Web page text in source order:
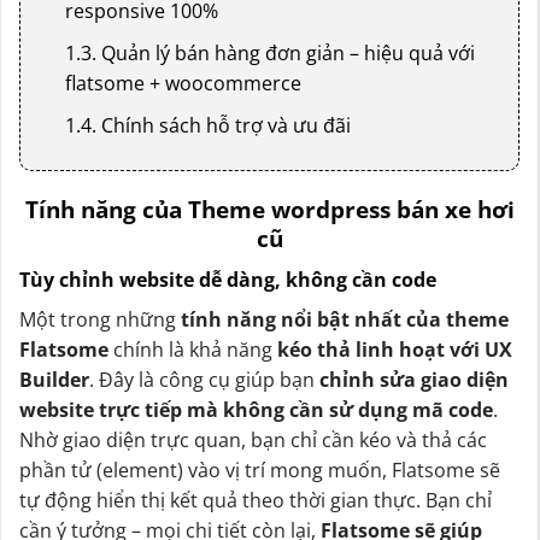
responsive 100%
1.3. Quản lý bán hàng đơn giản – hiệu quả với
flatsome + woocommerce
1.4. Chính sách hỗ trợ và ưu đãi
Tính năng của Theme wordpress bán xe hơi
cũ
Tùy chỉnh website dễ dàng, không cần code
Một trong nhữngtính năng nổi bật nhất của theme
Flatsome chính là khả năng kéo thả linh hoạt với UX
Builder. Đây là công cụ giúp bạn chỉnh sửa giao diện
website trực tiếp mà không cần sử dụng mã code.
Nhờ giao diện trực quan, bạn chỉ cần kéo và thả các
phần tử (element) vào vị trí mong muốn, Flatsome sẽ
tự động hiển thị kết quả theo thời gian thực. Bạn chỉ
cần ý tưởng – mọi chi tiết còn lại, Flatsome sẽ giúp